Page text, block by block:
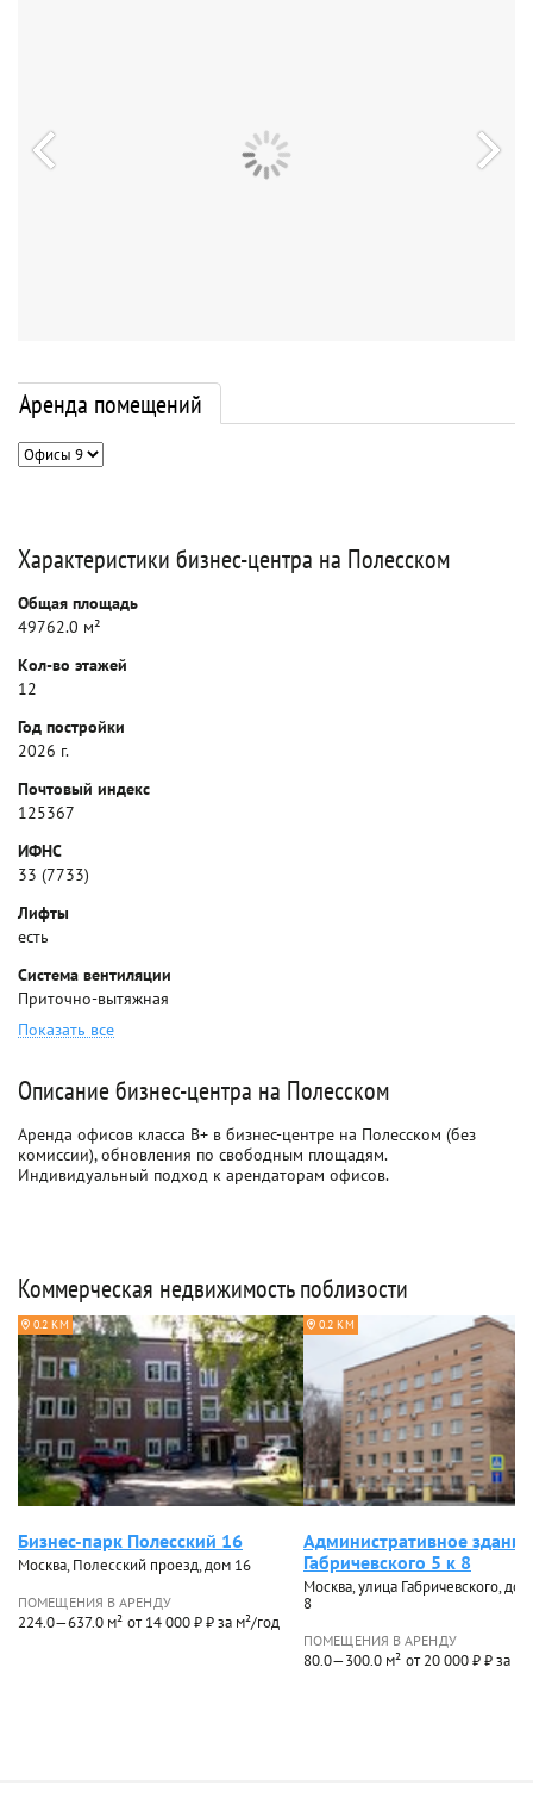
Аренда помещений
Характеристики бизнес-центра на Полесском
Общая площадь
49762.0 м²
Кол-во этажей
12
Год постройки
2026 г.
Почтовый индекс
125367
ИФНС
33 (7733)
Лифты
есть
Система вентиляции
Приточно-вытяжная
Показать все
Описание бизнес-центра на Полесском
Аренда офисов класса B+ в бизнес-центре на Полесском (без
комиссии), обновления по свободным площадям.
Индивидуальный подход к арендаторам офисов.
Коммерческая недвижимость поблизости
0.2 КМ
Бизнес-парк Полесский 16
Москва, Полесский проезд, дом 16
ПОМЕЩЕНИЯ В АРЕНДУ
224.0—637.0 м² от 14 000 ₽ ₽ за м²/год
0.2 КМ
Административное здание
Габричевского 5 к 8
Москва, улица Габричевского,
8
ПОМЕЩЕНИЯ В АРЕНДУ
80.0—300.0 м² от 20 000 ₽ ₽ за